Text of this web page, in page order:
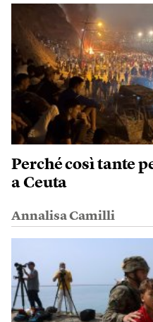
Perché così tante
a Ceuta
Annalisa Camilli